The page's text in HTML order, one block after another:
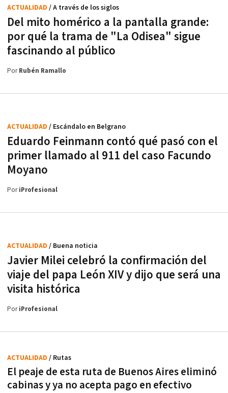
Del mito homérico a la pantalla grande:
por qué la trama de "La Odisea" sigue
fascinando al público
ACTUALIDAD / A través de los siglos
PorRubén Ramallo
Eduardo Feinmann contó qué pasó con el
primer llamado al 911 del caso Facundo
Moyano
ACTUALIDAD / Escándalo en Belgrano
PoriProfesional
Javier Milei celebró la confirmación del
viaje del papa León XIV y dijo que será una
visita histórica
ACTUALIDAD / Buena noticia
PoriProfesional
El peaje de esta ruta de Buenos Aires eliminó
cabinas y ya no acepta pago en efectivo
ACTUALIDAD / Rutas